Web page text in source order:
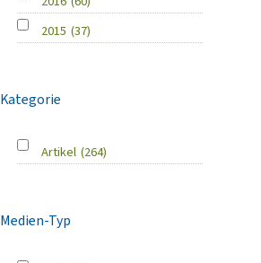
2015 (37)
Kategorie
Artikel (264)
Medien-Typ